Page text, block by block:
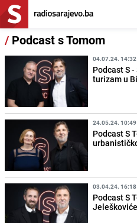
/ Podcast s Tomom
04.07.24. 14:32
Podcast S
turizam u
24.05.24. 10:49
Podcast S
03.04.24. 16:18
Podcast S